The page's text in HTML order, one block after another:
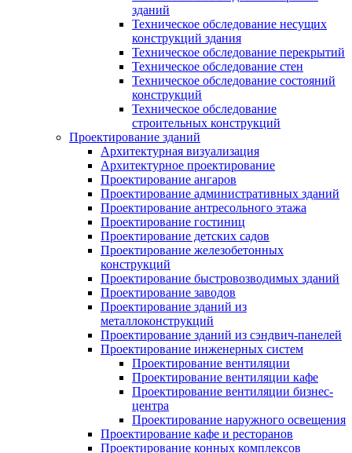
зданий
Техническое обследование несущих
конструкций здания
Техническое обследование перекрытий
Техническое обследование стен
Техническое обследование состояний
конструкций
Техническое обследование
строительных конструкций
Проектирование зданий
Архитектурная визуализация
Архитектурное проектирование
Проектирование ангаров
Проектирование административных зданий
Проектирование антресольного этажа
Проектирование гостиниц
Проектирование детских садов
Проектирование железобетонных
конструкций
Проектирование быстровозводимых зданий
Проектирование заводов
Проектирование зданий из
металлоконструкций
Проектирование зданий из сэндвич-панелей
Проектирование инженерных систем
Проектирование вентиляции
Проектирование вентиляции кафе
Проектирование вентиляции бизнес-
центра
Проектирование наружного освещения
Проектирование кафе и ресторанов
Проектирование конных комплексов